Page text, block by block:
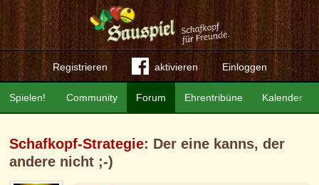
Registrieren aktivieren Einloggen
Community Forum Ehrentribüne Kalender
Spielen!
Schafkopf-Strategie: Der eine kanns, der
andere nicht ;-)